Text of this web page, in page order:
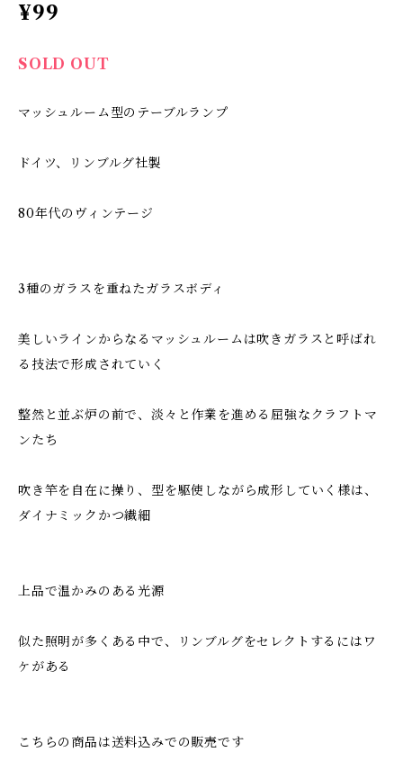
¥99
SOLD OUT
マッシュルーム型のテーブルランプ
ドイツ、リンブルグ社製
80年代のヴィンテージ
3種のガラスを重ねたガラスボディ
美しいラインからなるマッシュルームは吹きガラスと呼ばれ
る技法で形成されていく
整然と並ぶ炉の前で、淡々と作業を進める屈強なクラフトマ
ンたち
吹き竿を自在に操り、型を駆使しながら成形していく様は、
ダイナミックかつ繊細
上品で温かみのある光源
似た照明が多くある中で、リンブルグをセレクトするにはワ
ケがある
こちらの商品は送料込みでの販売です